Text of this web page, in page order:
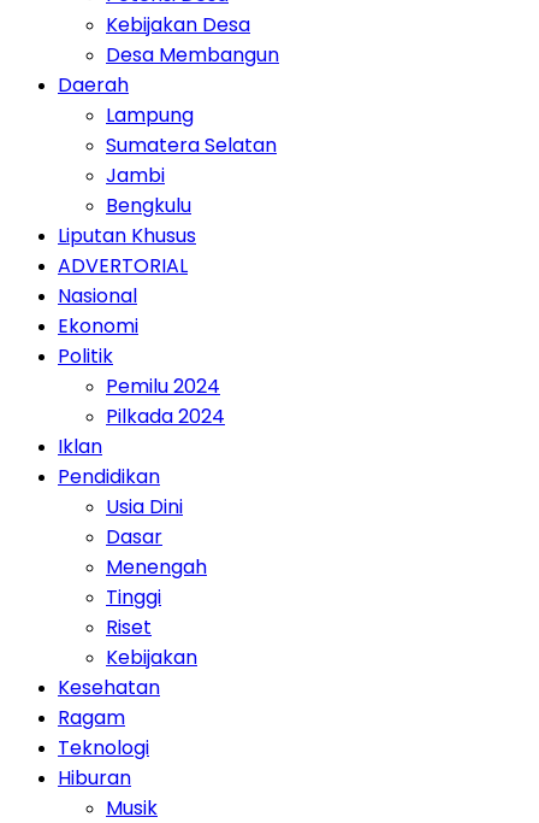
Kebijakan Desa
Desa Membangun
Daerah
Lampung
Sumatera Selatan
Jambi
Bengkulu
Liputan Khusus
ADVERTORIAL
Nasional
Ekonomi
Politik
Pemilu 2024
Pilkada 2024
Iklan
Pendidikan
Usia Dini
Dasar
Menengah
Tinggi
Riset
Kebijakan
Kesehatan
Ragam
Teknologi
Hiburan
Musik